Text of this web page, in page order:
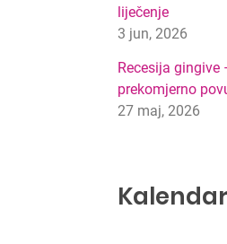
liječenje
3 jun, 2026
Recesija gingive
prekomjerno
27 maj, 2026
Kalendar